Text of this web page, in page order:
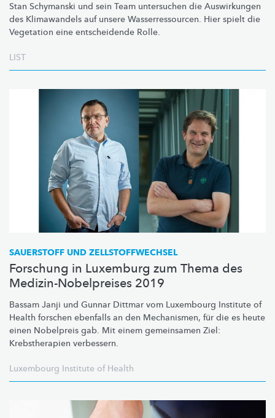
Stan Schymanski und sein Team untersuchen die Auswirkungen
des Klimawandels auf unsere Wasserressourcen. Hier spielt die
Vegetation eine entscheidende Rolle.
LIST
SAUERSTOFF UND ZELLSTOFFWECHSEL
Forschung in Luxemburg zum Thema des
Medizin-Nobelpreises 2019
Bassam Janji und Gunnar Dittmar vom Luxembourg Institute of
Health forschen ebenfalls an den Mechanismen, für die es heute
einen Nobelpreis gab. Mit einem gemeinsamen Ziel:
Krebstherapien verbessern.
Luxembourg Institute of Health